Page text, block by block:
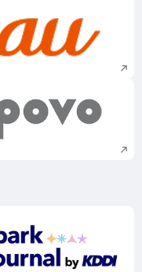
新規ウィンドウで
新規ウィンドウで
新規ウィンドウで